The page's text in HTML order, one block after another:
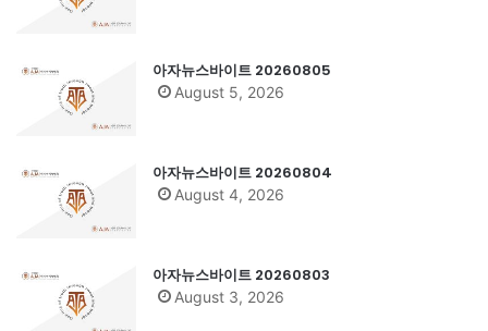
아자뉴스바이트 20260805
August 5, 2026
아자뉴스바이트 20260804
August 4, 2026
아자뉴스바이트 20260803
August 3, 2026